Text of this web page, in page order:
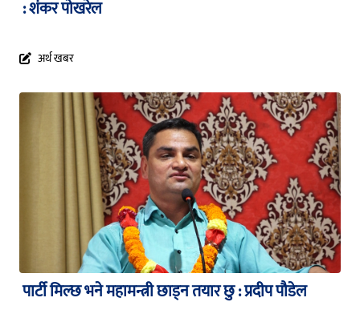
: शंकर पोखरेल
अर्थ खबर
पार्टी मिल्छ भने महामन्त्री छाड्न तयार छु : प्रदीप पौडेल